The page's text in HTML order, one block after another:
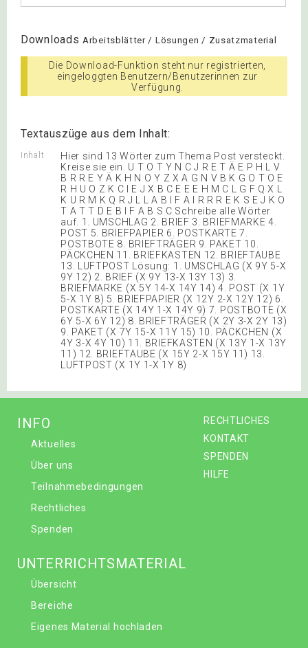
Downloads Arbeitsblätter / Lösungen / Zusatzmaterial
Die Download-Funktion steht nur registrierten,
eingeloggten Benutzern/Benutzerinnen zur
Verfügung.
Textauszüge aus dem Inhalt:
Inhalt
Hier sind 13 Wörter zum Thema Post versteckt.
Kreise sie ein. U T O T Y N C J R E T Ä E P H L V
B R R E Y Ä K H N O Y Z X A G N V B K G O T O E
R H U O Z K C I E J X B C E E E H M C L G F Q X L
K U R M K Q R J L L A B I F A I R R R E K S E J K O
T A T T D E B I F A B S C Schreibe alle Wörter
auf. 1. UMSCHLAG 2. BRIEF 3. BRIEFMARKE 4.
POST 5. BRIEFPAPIER 6. POSTKARTE 7.
POSTBOTE 8. BRIEFTRÄGER 9. PAKET 10.
PÄCKCHEN 11. BRIEFKASTEN 12. BRIEFTAUBE
13. LUFTPOST Lösung: 1. UMSCHLAG (X 9Y 5-X
9Y 12) 2. BRIEF (X 9Y 13-X 13Y 13) 3.
BRIEFMARKE (X 5Y 14-X 14Y 14) 4. POST (X 1Y
5-X 1Y 8) 5. BRIEFPAPIER (X 12Y 2-X 12Y 12) 6.
POSTKARTE (X 14Y 1-X 14Y 9) 7. POSTBOTE (X
6Y 5-X 6Y 12) 8. BRIEFTRÄGER (X 2Y 3-X 2Y 13)
9. PAKET (X 7Y 15-X 11Y 15) 10. PÄCKCHEN (X
4Y 3-X 4Y 10) 11. BRIEFKASTEN (X 13Y 1-X 13Y
11) 12. BRIEFTAUBE (X 15Y 2-X 15Y 11) 13.
LUFTPOST (X 1Y 1-X 1Y 8)
RECHTLICHES
KONTAKT
SPENDEN
HILFE
INFO
Aktuelles
Über uns
Teilnahmebedingungen
Rechtliches
Spenden
UNTERRICHTSMATERIAL
Übersicht
Bereiche
Eigenes Material hochladen